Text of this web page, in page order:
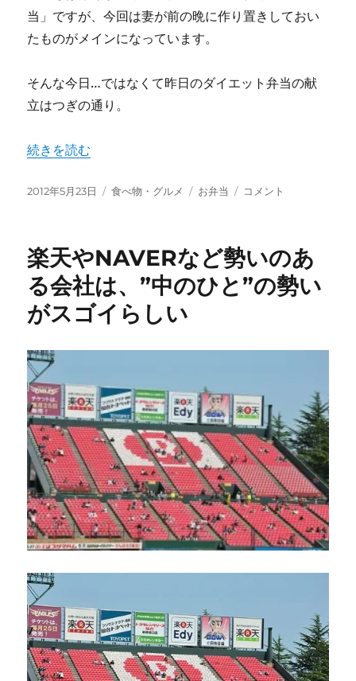
当」ですが、今回は妻が前の晩に作り置きしておい
たものがメインになっています。
そんな今日…ではなくて昨日のダイエット弁当の献
立はつぎの通り。
“昨日のダイエット弁当（2012年5月22日）” の
続きを読む
投
2012年5月23日
カ
ー
食べ物・グルメ
タ
お弁当
昨
イ
月
22
日）
に
コメント
楽天やNAVERなど勢いのあ
る会社は、”中のひと”の勢い
がスゴイらしい